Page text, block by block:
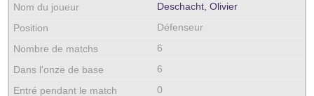
Deschacht, Olivier
Défenseur
6
6
0